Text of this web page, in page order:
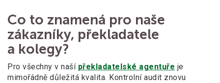
Co to znamená pro naše
zákazníky, překladatele
a kolegy?
Pro všechny v naší překladatelské agentuře je
mimořádně důležitá kvalita. Kontrolní audit znovu